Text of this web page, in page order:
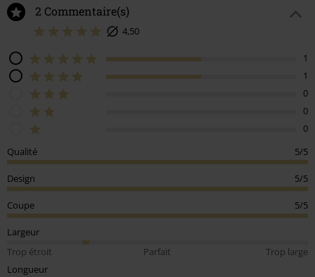
2 Commentaire(s)
4,50
1
1
0
0
0
Qualité
5/5
Design 5/5
Coupe 5/5
Largeur
Trop étroit
Parfait
Trop large
Longueur